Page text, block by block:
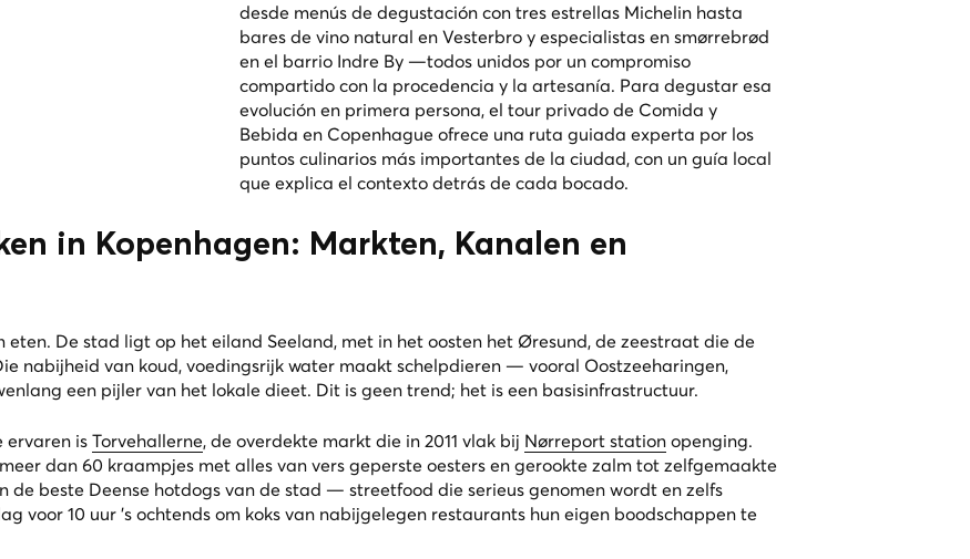
desde menús de degustación con tres estrellas Michelin hasta
bares de vino natural en Vesterbro y especialistas en smørrebrød
en el barrio Indre By —todos unidos por un compromiso
compartido con la procedencia y la artesanía. Para degustar esa
evolución en primera persona, el tour privado de Comida y
Bebida en Copenhague ofrece una ruta guiada experta por los
puntos culinarios más importantes de la ciudad, con un guía local
que explica el contexto detrás de cada bocado.
in Kopenhagen: Markten, Kanalen en
De stad ligt op het eiland Seeland, met in het oosten het Øresund, de zeestraat die de
nabijheid van koud, voedingsrijk water maakt schelpdieren — vooral Oostzeeharingen,
een pijler van het lokale dieet. Dit is geen trend; het is een basisinfrastructuur.
ervaren isTorvehallerne, de overdekte markt die in 2011 vlak bij Nørreport station openging.
dan 60 kraampjes met alles van vers geperste oesters en gerookte zalm tot zelfgemaakte
de beste Deense hotdogs van de stad — streetfood die serieus genomen wordt en zelfs
voor 10 uur ’s ochtends om koks van nabijgelegen restaurants hun eigen boodschappen te